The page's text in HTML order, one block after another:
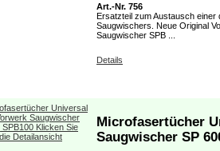
Art.-Nr. 756
Ersatzteil zum Austausch
Saugwischers. Neue Original
Saugwischer SPB ...
Details
Microfasertücher
Saugwischer SP